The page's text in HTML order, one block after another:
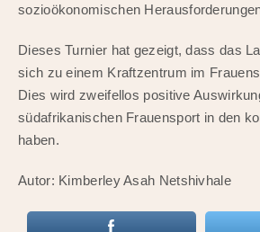
sozioökonomischen
Dieses Turnier hat gezeigt, dass das
sich zu einem Kraftzentrum im
Dies wird zweifellos positive
südafrikanischen Frauensport in den
haben.
Autor: Kimberley Asah Netshivhale